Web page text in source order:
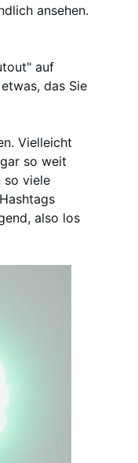
ansehen.
auf
das Sie
Vielleicht
so weit
so viele
also los